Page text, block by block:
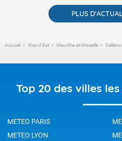
PLUS
Accueil Grand Est Meurthe-et-Moselle
Top 20 des villes
METEO PARIS
METEO LYON